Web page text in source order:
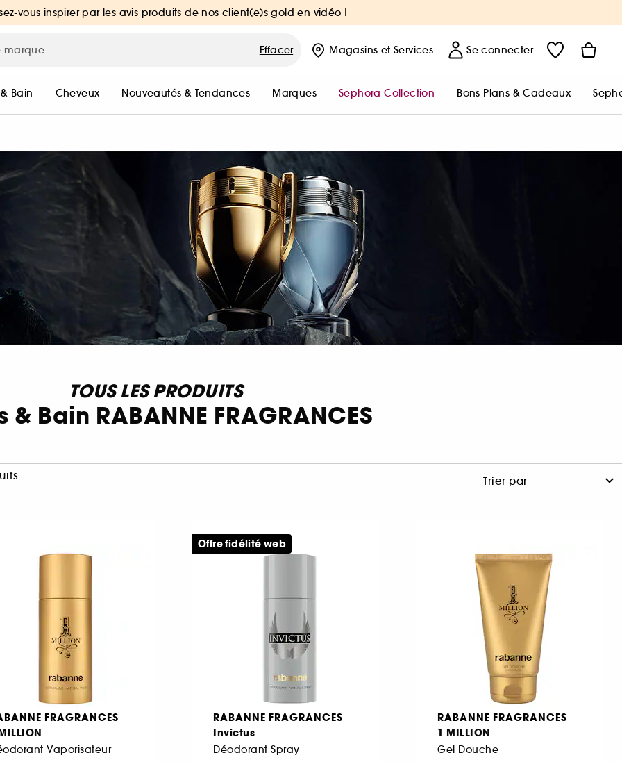
vous inspirer par les avis produits de nos client(e)s gold en vidéo !
Effacer Magasins et Services Se connecter
Bain Cheveux Nouveautés & Tendances Marques Sephora Collection Bons Plans & Cadeaux
TOUS LES PRODUITS
& Bain RABANNE FRAGRANCES
FRAGRANCES
Vaporisateur
RABANNE FRAGRANCES
Invictus
Déodorant Spray
Offre fidélité web
RABANNE FRAGRANCES
1 MILLION
Gel Douche